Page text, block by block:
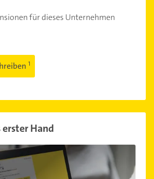
für dieses Unternehmen
Hand